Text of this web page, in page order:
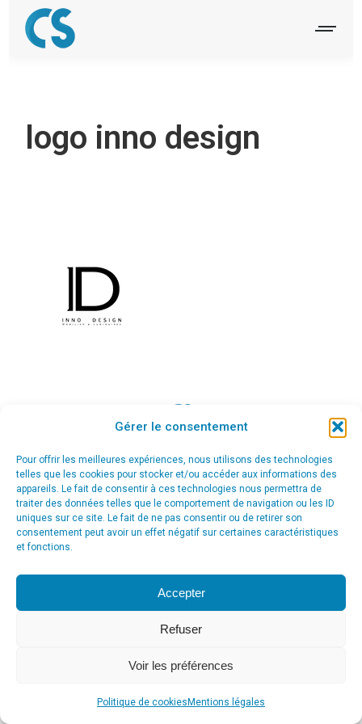
Gérer le consentement
Pour offrir les meilleures expériences, nous utilisons des technologies
telles que les cookies pour stocker et/ou accéder aux informations des
appareils. Le fait de consentir à ces technologies nous permettra de
traiter des données telles que le comportement de navigation ou les ID
uniques sur ce site. Le fait de ne pas consentir ou de retirer son
consentement peut avoir un effet négatif sur certaines caractéristiques
et fonctions.
Accepter
Refuser
Voir les préférences
Politique de cookies Mentions légales
logo inno design
© Agence Communication Support [ Agence CS ] - Conseil en
communication et marketing à Ath
menu_principal